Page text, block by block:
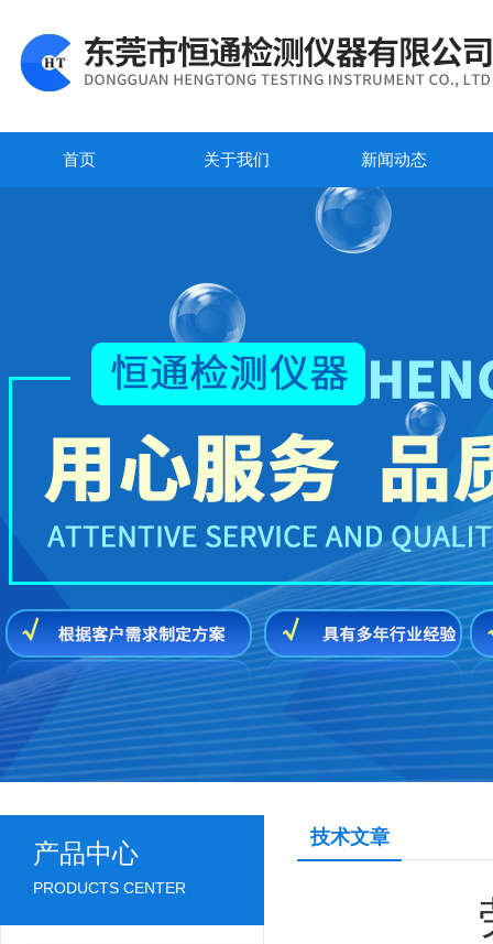
首页 关于我们 新闻动态
产品中心
PRODUCTS CENTER
技术文章